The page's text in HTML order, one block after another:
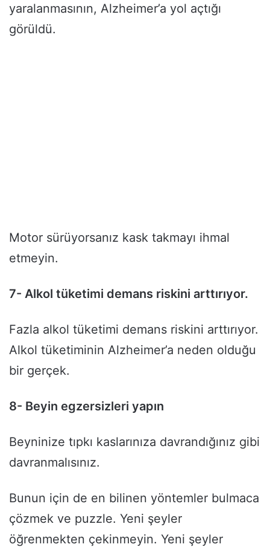
yaralanmasının, Alzheimer’a yol açtığı
görüldü.
Motor sürüyorsanız kask takmayı ihmal
etmeyin.
7- Alkol tüketimi demans riskini arttırıyor.
Fazla alkol tüketimi demans riskini arttırıyor.
Alkol tüketiminin Alzheimer’a neden olduğu
bir gerçek.
8- Beyin egzersizleri yapın
Beyninize tıpkı kaslarınıza davrandığınız gibi
davranmalısınız.
Bunun için de en bilinen yöntemler bulmaca
çözmek ve puzzle. Yeni şeyler
öğrenmekten çekinmeyin. Yeni şeyler